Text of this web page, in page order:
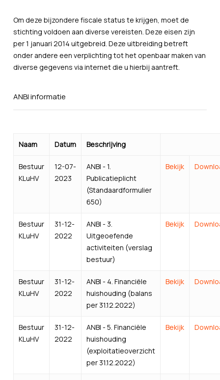
Om deze bijzondere fiscale status te krijgen, moet de
stichting voldoen aan diverse vereisten. Deze eisen zijn
per 1 januari 2014 uitgebreid. Deze uitbreiding betreft
onder andere een verplichting tot het openbaar maken van
diverse gegevens via internet die u hierbij aantreft.
ANBI informatie
Naam Datum Beschrijving
Bestuur
KLuHV
12-07-
2023
ANBI - 1.
Publicatieplicht
(Standaardformulier
650)
Bekijk
Bestuur
KLuHV
31-12-
2022
ANBI - 3.
Uitgeoefende
activiteiten (verslag
bestuur)
Bekijk
Bestuur
KLuHV
31-12-
2022
ANBI - 4. Financiële
huishouding (balans
per 31.12.2022)
Bekijk
Bestuur
KLuHV
31-12-
2022
ANBI - 5. Financiële
huishouding
(exploitatieoverzicht
per 31.12.2022)
Bekijk